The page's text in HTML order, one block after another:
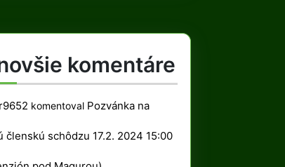
komentáre
komentoval Pozvánka na
členskú schôdzu 17.2. 2024 15:00